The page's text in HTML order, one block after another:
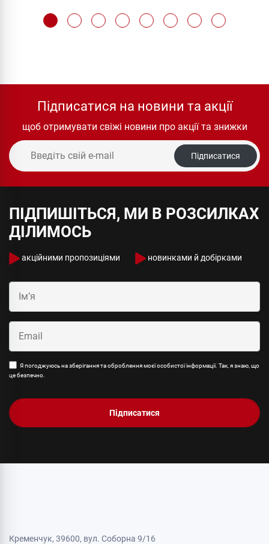
Підписатися на новини та акції
щоб отримувати свіжі новини про акції та знижки
Підписатися
ПІДПИШІТЬСЯ, МИ В РОЗСИЛКАХ
ДІЛИМОСЬ
акційними пропозиціями новинками й добірками
Я погоджуюсь на зберігання та оброблення моєї особистої інформації. Так, я знаю, що
це безпечно.
Підписатися